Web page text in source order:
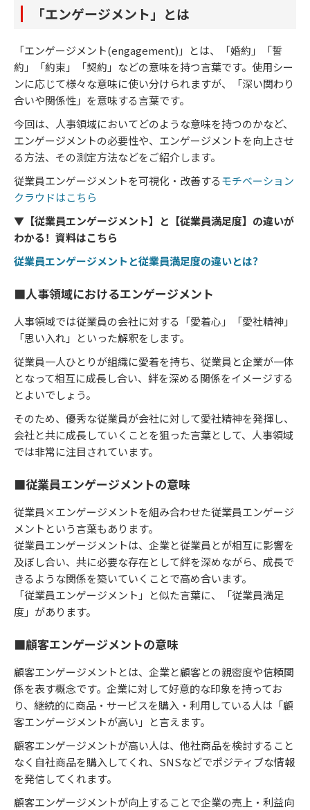
「エンゲージメント」とは
「エンゲージメント(engagement)」とは、「婚約」「誓
約」「約束」「契約」などの意味を持つ言葉です。使用シー
ンに応じて様々な意味に使い分けられますが、「深い関わり
合いや関係性」を意味する言葉です。
今回は、人事領域においてどのような意味を持つのかなど、
エンゲージメントの必要性や、エンゲージメントを向上させ
る方法、その測定方法などをご紹介します。
従業員エンゲージメントを可視化・改善するモチベーション
クラウドはこちら
▼【従業員エンゲージメント】と【従業員満足度】の違いが
わかる！資料はこちら
従業員エンゲージメントと従業員満足度の違いとは？
■人事領域におけるエンゲージメント
人事領域では従業員の会社に対する「愛着心」「愛社精神」
「思い入れ」といった解釈をします。
従業員一人ひとりが組織に愛着を持ち、従業員と企業が一体
となって相互に成長し合い、絆を深める関係をイメージする
とよいでしょう。
そのため、優秀な従業員が会社に対して愛社精神を発揮し、
会社と共に成長していくことを狙った言葉として、人事領域
では非常に注目されています。
■従業員エンゲージメントの意味
従業員×エンゲージメントを組み合わせた従業員エンゲージ
メントという言葉もあります。
従業員エンゲージメントは、企業と従業員とが相互に影響を
及ぼし合い、共に必要な存在として絆を深めながら、成長で
きるような関係を築いていくことで高め合います。
「従業員エンゲージメント」と似た言葉に、「従業員満足
度」があります。
■顧客エンゲージメントの意味
顧客エンゲージメントとは、企業と顧客との親密度や信頼関
係を表す概念です。企業に対して好意的な印象を持ってお
り、継続的に商品・サービスを購入・利用している人は「顧
客エンゲージメントが高い」と言えます。
顧客エンゲージメントが高い人は、他社商品を検討すること
なく自社商品を購入してくれ、SNSなどでポジティブな情報
を発信してくれます。
顧客エンゲージメントが向上することで企業の売上・利益向